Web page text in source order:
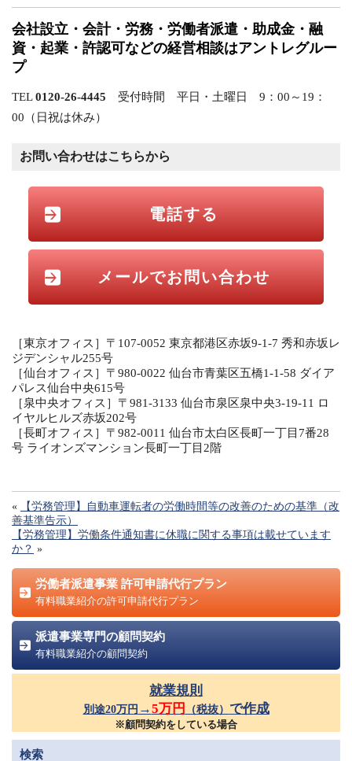
会社設立・会計・労務・労働者派遣・助成金・融
資・起業・許認可などの経営相談はアントレグルー
プ
TEL0120-26-4445 受付時間 平日・土曜日 9：00～19：
00（日祝は休み）
お問い合わせはこちらから
電話する
メールでお問い合わせ
［東京オフィス］〒107-0052 東京都港区赤坂9-1-7 秀和赤坂レ
ジデンシャル255号
［仙台オフィス］〒980-0022 仙台市青葉区五橋1-1-58 ダイア
パレス仙台中央615号
［泉中央オフィス］〒981-3133 仙台市泉区泉中央3-19-11 ロ
イヤルヒルズ赤坂202号
［長町オフィス］〒982-0011 仙台市太白区長町一丁目7番28
号 ライオンズマンション長町一丁目2階
«
【労務管理】自動車運転者の労働時間等の改善のための基準（改
善基準告示）
【労務管理】労働条件通知書に休職に関する事項は載せています
か？ »
労働者派遣事業 許可申請代行プラン
有料職業紹介の許可申請代行プラン
派遣事業専門の顧問契約
有料職業紹介の顧問契約
就業規則
別途20万円 →5万円 （税抜） で作成
※顧問契約をしている場合
検索